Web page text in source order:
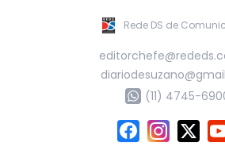
Rede DS de
(11) 4745-